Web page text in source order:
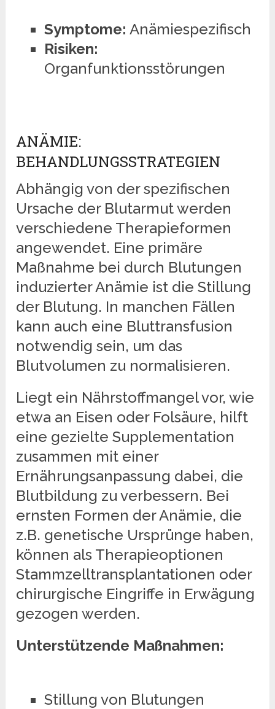
Symptome: Anämiespezifisch
Risiken:
Organfunktionsstörungen
ANÄMIE:
BEHANDLUNGSSTRATEGIEN
Abhängig von der spezifischen
Ursache der Blutarmut werden
verschiedene Therapieformen
angewendet. Eine primäre
Maßnahme bei durch Blutungen
induzierter Anämie ist die Stillung
der Blutung. In manchen Fällen
kann auch eine Bluttransfusion
notwendig sein, um das
Blutvolumen zu normalisieren.
Liegt ein Nährstoffmangel vor, wie
etwa an Eisen oder Folsäure, hilft
eine gezielte Supplementation
zusammen mit einer
Ernährungsanpassung dabei, die
Blutbildung zu verbessern. Bei
ernsten Formen der Anämie, die
z.B. genetische Ursprünge haben,
können als Therapieoptionen
Stammzelltransplantationen oder
chirurgische Eingriffe in Erwägung
gezogen werden.
Unterstützende Maßnahmen:
Stillung von Blutungen